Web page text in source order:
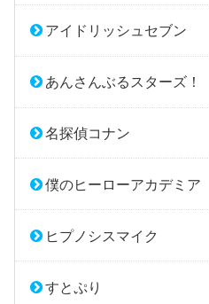
アイドリッシュセブン
あんさんぶるスターズ！
名探偵コナン
僕のヒーローアカデミア
ヒプノシスマイク
すとぷり